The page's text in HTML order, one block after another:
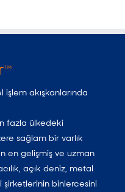
TM
akışkanlarında
fazla ülkedeki
sağlam bir varlık
en gelişmiş ve uzman
açık deniz, metal
binlercesini